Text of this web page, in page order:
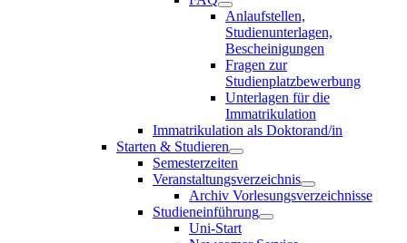
Anlaufstellen,
Studienunterlagen,
Bescheinigungen
Fragen zur
Studienplatzbewerbung
Unterlagen für die
Immatrikulation
Immatrikulation als Doktorand/in
Starten & Studieren
Semesterzeiten
Veranstaltungsverzeichnis
Archiv Vorlesungsverzeichnisse
Studieneinführung
Uni-Start